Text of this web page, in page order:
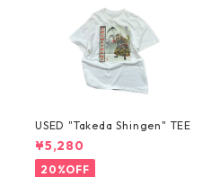
USED "Takeda Shingen" TEE
¥5,280
20%OFF